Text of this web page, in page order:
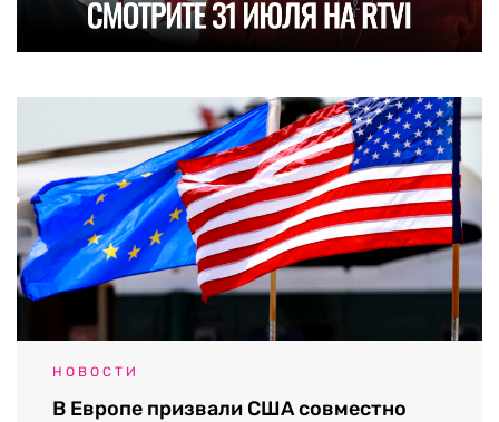
НОВОСТИ
В Европе призвали США совместно